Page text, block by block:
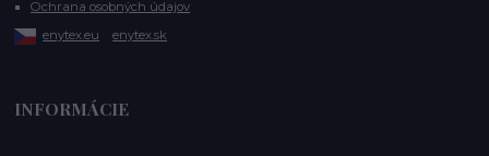
Ochrana osobných údajov
enytex.eu
enytex.sk
INFORMÁCIE